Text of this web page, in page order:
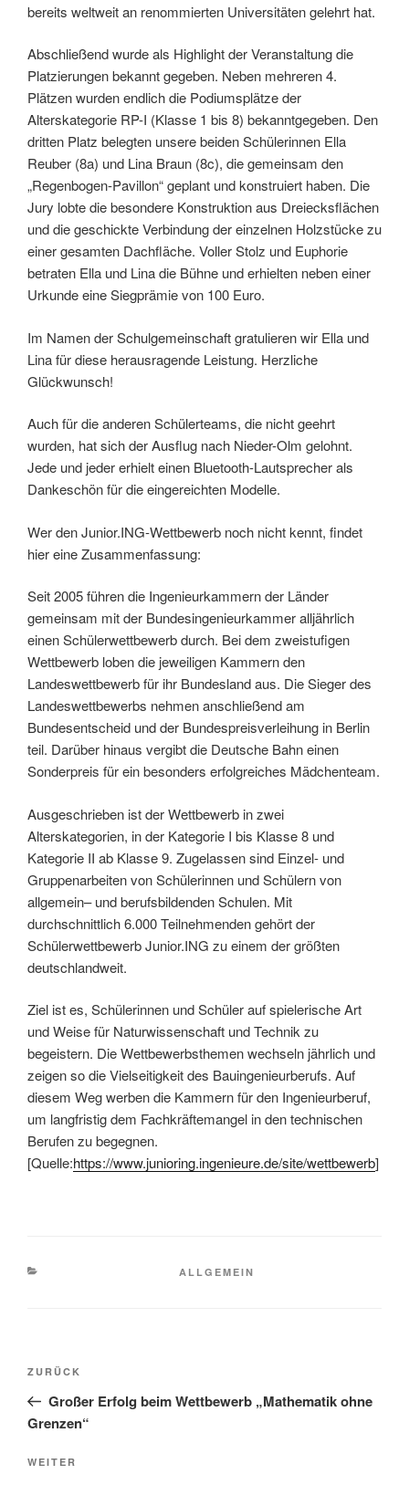
bereits weltweit an renommierten Universitäten gelehrt hat.
Abschließend wurde als Highlight der Veranstaltung die
Platzierungen bekannt gegeben. Neben mehreren 4.
Plätzen wurden endlich die Podiumsplätze der
Alterskategorie RP-I (Klasse 1 bis 8) bekanntgegeben. Den
dritten Platz belegten unsere beiden Schülerinnen Ella
Reuber (8a) und Lina Braun (8c), die gemeinsam den
„Regenbogen-Pavillon“ geplant und konstruiert haben. Die
Jury lobte die besondere Konstruktion aus Dreiecksflächen
und die geschickte Verbindung der einzelnen Holzstücke zu
einer gesamten Dachfläche. Voller Stolz und Euphorie
betraten Ella und Lina die Bühne und erhielten neben einer
Urkunde eine Siegprämie von 100 Euro.
Im Namen der Schulgemeinschaft gratulieren wir Ella und
Lina für diese herausragende Leistung. Herzliche
Glückwunsch!
Auch für die anderen Schülerteams, die nicht geehrt
wurden, hat sich der Ausflug nach Nieder-Olm gelohnt.
Jede und jeder erhielt einen Bluetooth-Lautsprecher als
Dankeschön für die eingereichten Modelle.
Wer den Junior.ING-Wettbewerb noch nicht kennt, findet
hier eine Zusammenfassung:
Seit 2005 führen die Ingenieurkammern der Länder
gemeinsam mit der Bundesingenieurkammer alljährlich
einen Schülerwettbewerb durch. Bei dem zweistufigen
Wettbewerb loben die jeweiligen Kammern den
Landeswettbewerb für ihr Bundesland aus. Die Sieger des
Landeswettbewerbs nehmen anschließend am
Bundesentscheid und der Bundespreisverleihung in Berlin
teil. Darüber hinaus vergibt die Deutsche Bahn einen
Sonderpreis für ein besonders erfolgreiches Mädchenteam.
Ausgeschrieben ist der Wettbewerb in zwei
Alterskategorien, in der Kategorie I bis Klasse 8 und
Kategorie II ab Klasse 9. Zugelassen sind Einzel- und
Gruppenarbeiten von Schülerinnen und Schülern von
allgemein– und berufsbildenden Schulen. Mit
durchschnittlich 6.000 Teilnehmenden gehört der
Schülerwettbewerb Junior.ING zu einem der größten
deutschlandweit.
Ziel ist es, Schülerinnen und Schüler auf spielerische Art
und Weise für Naturwissenschaft und Technik zu
begeistern. Die Wettbewerbsthemen wechseln jährlich und
zeigen so die Vielseitigkeit des Bauingenieurberufs. Auf
diesem Weg werben die Kammern für den Ingenieurberuf,
um langfristig dem Fachkräftemangel in den technischen
Berufen zu begegnen.
[Quelle:https://www.junioring.ingenieure.de/site/wettbewerb]
KATEGORIEN
ALLGEMEIN
Beitragsnavigation
Vorheriger
Beitrag
ZURÜCK
Großer Erfolg beim Wettbewerb „Mathematik ohne
Grenzen“
Nächster
WEITER